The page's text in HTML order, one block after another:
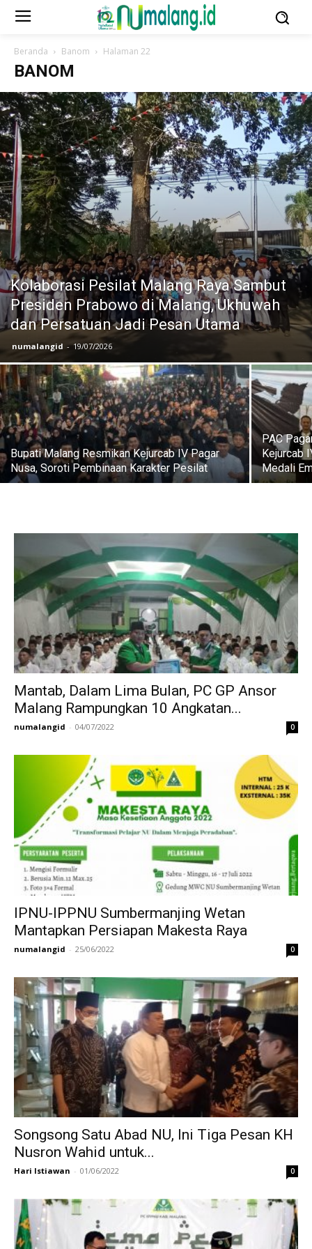
Beranda Banom Halaman 22
BANOM
Kolaborasi Pesilat Malang Raya Sambut
Presiden Prabowo di Malang, Ukhuwah
dan Persatuan Jadi Pesan Utama
numalangid - 19/07/2026
Bupati Malang Resmikan Kejurcab IV Pagar
Nusa, Soroti Pembinaan Karakter Pesilat
PAC
Kejurcab
Medali
Mantab, Dalam Lima Bulan, PC GP Ansor
Malang Rampungkan 10 Angkatan...
numalangid - 04/07/2022 0
IPNU-IPPNU Sumbermanjing Wetan
Mantapkan Persiapan Makesta Raya
numalangid - 25/06/2022 0
Songsong Satu Abad NU, Ini Tiga Pesan KH
Nusron Wahid untuk...
Hari Istiawan - 01/06/2022 0